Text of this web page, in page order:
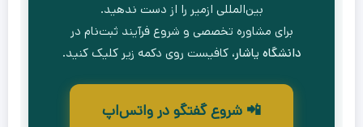
بین‌المللی ازمیر را از دست ندهید.
برای مشاوره تخصصی و شروع فرآیند ثبت‌نام در
دانشگاه یاشار، کافیست روی دکمه زیر کلیک کنید.
📲 شروع گفتگو در واتس‌اپ